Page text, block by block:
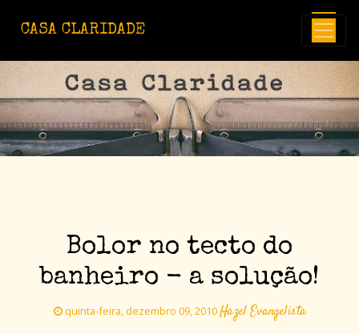
CASA CLARIDADE
Bolor no tecto do
banheiro - a solução!
quinta-feira, dezembro 09, 2010Hazel Evangelista